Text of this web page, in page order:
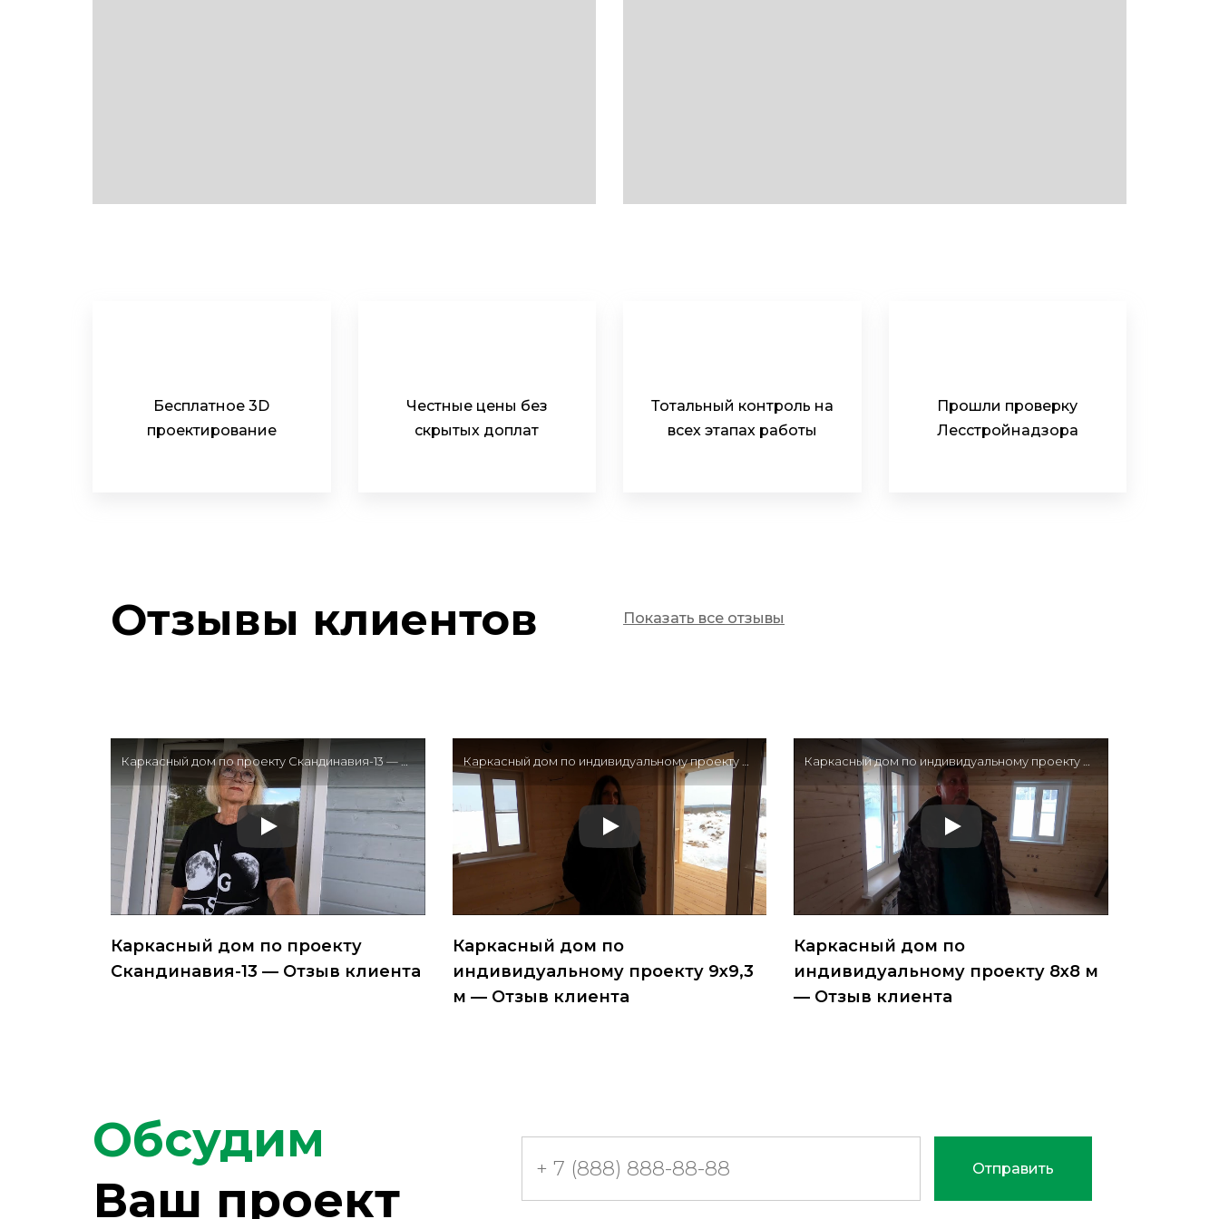
Бесплатное 3D
проектирование
Честные цены без
скрытых доплат
Тотальный контроль на
всех этапах работы
Прошли проверку
Лесстройнадзора
Отзывы клиентов Показать все отзывы
Каркасный дом по проекту Скандинавия-13 — Отзыв клиента
Каркасный дом по проекту
Скандинавия-13 — Отзыв клиента
Каркасный дом по индивидуальному проекту 9х9,3 м — Отзыв клиента
Каркасный дом по
индивидуальному проекту 9х9,3
м — Отзыв клиента
Каркасный дом по индивидуальному проекту 8х8 м — Отзыв клиента
Каркасный дом по
индивидуальному проекту 8х8 м
— Отзыв клиента
Обсудим
Ваш проект